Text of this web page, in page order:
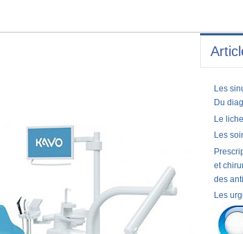
Les
Du
Le
Les
et
des
Les